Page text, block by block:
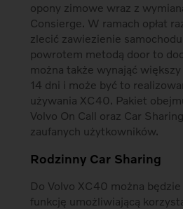
opony zimowe wraz z
Consierge. W ramach opłat
zlecić zawiezienie
powrotem metodą door to
można także wynająć
14 dni i może być to
używania XC40. Pakiet
Volvo On Call oraz Car
zaufanych użytkowników.
Rodzinny Car Sharing
Do Volvo XC40 można
funkcję umożliwiającą